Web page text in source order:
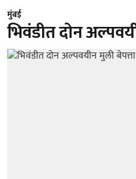
मुंबई
भिवंडीत दोन